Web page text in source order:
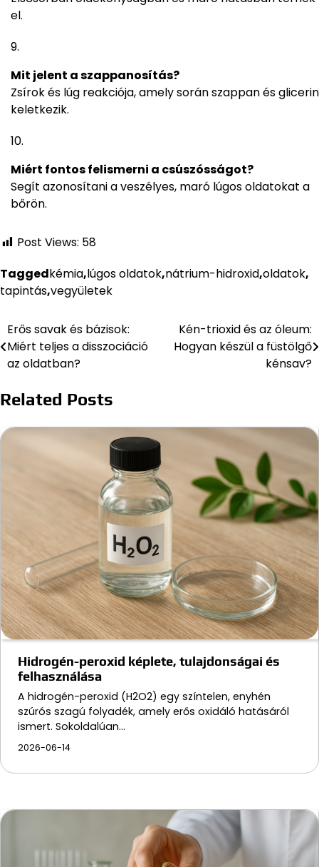
el.
Mit jelent a szappanosítás?
Zsírok és lúg reakciója, amely során szappan és glicerin
keletkezik.
Miért fontos felismerni a csúszósságot?
Segít azonosítani a veszélyes, maró lúgos oldatokat a
bőrön.
Post Views: 58
Taggedkémia,lúgos oldatok,nátrium-hidroxid,oldatok,
tapintás,vegyületek
Bejegyzés
navigáció
Erős savak és bázisok:
Miért teljes a disszociáció
az oldatban?
Kén-trioxid és az óleum:
Hogyan készül a füstölgő
kénsav?
Related Posts
Hidrogén-peroxid képlete, tulajdonságai és
felhasználása
A hidrogén-peroxid (H2O2) egy színtelen, enyhén
szúrós szagú folyadék, amely erős oxidáló hatásáról
ismert. Sokoldalúan…
2026-06-14